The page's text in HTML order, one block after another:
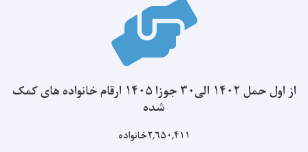
از اول حمل ۱۴۰۲ الی۳۰ جوزا ۱۴۰۵ ارقام خانواده های کمک
شده
۲,۶۵۰,۴۱۱خانواده